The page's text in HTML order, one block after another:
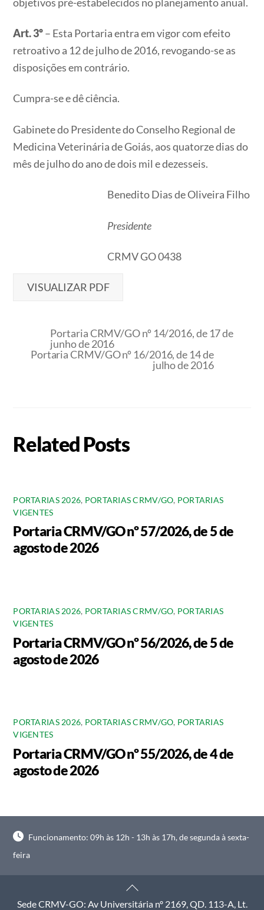
Art. 3º– Esta Portaria entra em vigor com efeito
retroativo a 12 de julho de 2016, revogando-se as
disposições em contrário.
Cumpra-se e dê ciência.
Gabinete do Presidente do Conselho Regional de
Medicina Veterinária de Goiás, aos quatorze dias do
mês de julho do ano de dois mil e dezesseis.
Benedito Dias de Oliveira Filho
Presidente
CRMV GO 0438
VISUALIZAR PDF
Portaria CRMV/GO nº 14/2016, de 17 de
junho de 2016
Portaria CRMV/GO nº 16/2016, de 14 de
julho de 2016
Related Posts
PORTARIAS 2026, PORTARIAS CRMV/GO, PORTARIAS
VIGENTES
Portaria CRMV/GO nº 57/2026, de 5 de
agosto de 2026
PORTARIAS 2026, PORTARIAS CRMV/GO, PORTARIAS
VIGENTES
Portaria CRMV/GO nº 56/2026, de 5 de
agosto de 2026
PORTARIAS 2026, PORTARIAS CRMV/GO, PORTARIAS
VIGENTES
Portaria CRMV/GO nº 55/2026, de 4 de
agosto de 2026
Funcionamento: 09h às 12h - 13h às 17h, de segunda à sexta-
feira
Back
To
Sede CRMV-GO: Av Universitária nº 2169, QD. 113-A, Lt.